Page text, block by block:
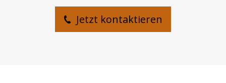
Jetzt kontaktieren